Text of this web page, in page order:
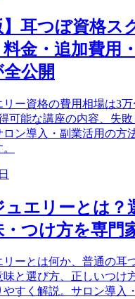
】耳つぼ資格ス
金・追加費用
公開
ー資格の費用相場は3
可能な講座の内容、失
ロン導入・副業活用の方
エリーとは？
つけ方を専門
リーとは何か、普通の耳
味と選び方、正しいつけ
やすく解説。サロン導入